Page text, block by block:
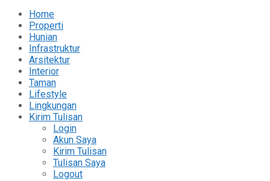
Home
Properti
Hunian
Infrastruktur
Arsitektur
Interior
Taman
Lifestyle
Lingkungan
Kirim Tulisan
Login
Akun Saya
Kirim Tulisan
Tulisan Saya
Logout